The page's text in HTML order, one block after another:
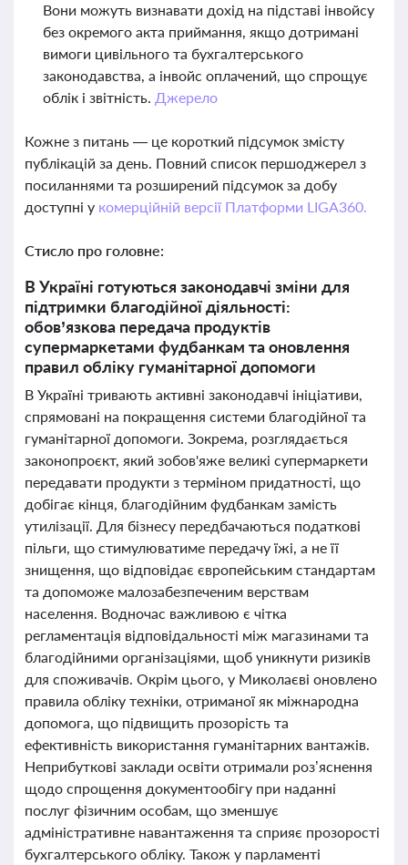
Вони можуть визнавати дохід на підставі інвойсу
без окремого акта приймання, якщо дотримані
вимоги цивільного та бухгалтерського
законодавства, а інвойс оплачений, що спрощує
облік і звітність. Джерело
Кожне з питань — це короткий підсумок змісту
публікацій за день. Повний список першоджерел з
посиланнями та розширений підсумок за добу
доступні у комерційній версії Платформи LIGA360.
Стисло про головне:
В Україні готуються законодавчі зміни для
підтримки благодійної діяльності:
обов’язкова передача продуктів
супермаркетами фудбанкам та оновлення
правил обліку гуманітарної допомоги
В Україні тривають активні законодавчі ініціативи,
спрямовані на покращення системи благодійної та
гуманітарної допомоги. Зокрема, розглядається
законопроєкт, який зобов'яже великі супермаркети
передавати продукти з терміном придатності, що
добігає кінця, благодійним фудбанкам замість
утилізації. Для бізнесу передбачаються податкові
пільги, що стимулюватиме передачу їжі, а не її
знищення, що відповідає європейським стандартам
та допоможе малозабезпеченим верствам
населення. Водночас важливою є чітка
регламентація відповідальності між магазинами та
благодійними організаціями, щоб уникнути ризиків
для споживачів. Окрім цього, у Миколаєві оновлено
правила обліку техніки, отриманої як міжнародна
допомога, що підвищить прозорість та
ефективність використання гуманітарних вантажів.
Неприбуткові заклади освіти отримали роз’яснення
щодо спрощення документообігу при наданні
послуг фізичним особам, що зменшує
адміністративне навантаження та сприяє прозорості
бухгалтерського обліку. Також у парламенті